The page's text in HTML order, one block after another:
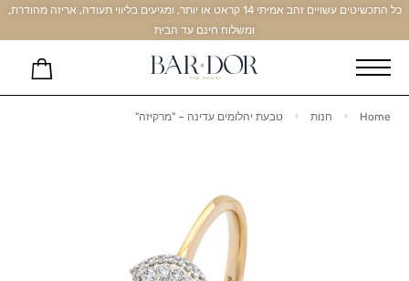
כל התכשיטים עשויים זהב אמיתי 14 קראט או יותר, ומגיעים בליווי תעודה, אריזה מהודרת,
ומשלוח חינם עד הבית
Home חנות טבעת יהלומים עדינה – "מרקיזה"